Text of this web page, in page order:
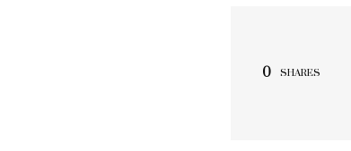
0 SHARES